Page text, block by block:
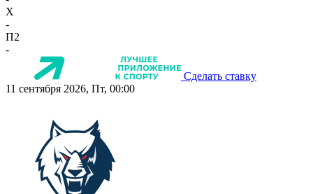
X
-
П2
-
Сделать ставку
11 сентября 2026, Пт, 00:00